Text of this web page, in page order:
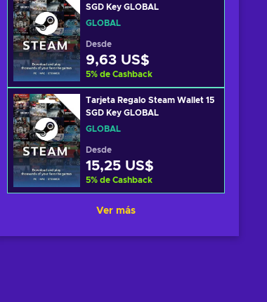
SGD Key GLOBAL
GLOBAL
Desde
9,63 US$
5% de Cashback
Tarjeta Regalo Steam Wallet 15
SGD Key GLOBAL
GLOBAL
Desde
15,25 US$
5% de Cashback
Ver más